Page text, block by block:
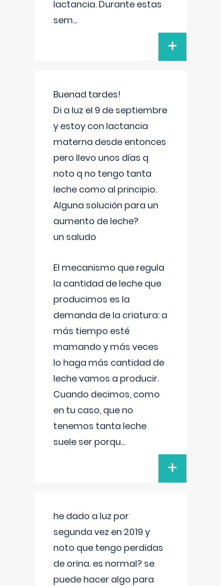
lactancia. Durante estas
sem...
+
Buenad tardes!
Di a luz el 9 de septiembre
y estoy con lactancia
materna desde entonces
pero llevo unos días q
noto q no tengo tanta
leche como al principio.
Alguna solución para un
aumento de leche?
un saludo
El mecanismo que regula
la cantidad de leche que
producimos es la
demanda de la criatura: a
más tiempo esté
mamando y más veces
lo haga más cantidad de
leche vamos a producir.
Cuando decimos, como
en tu caso, que no
tenemos tanta leche
suele ser porqu...
+
he dado a luz por
segunda vez en 2019 y
noto que tengo perdidas
de orina. es normal? se
puede hacer algo para